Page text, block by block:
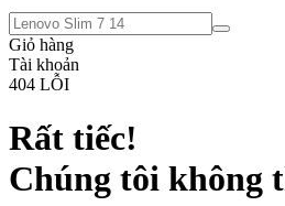
Giỏ hàng
Tài khoản
404 LỖI
Rất tiếc!
Chúng tôi không